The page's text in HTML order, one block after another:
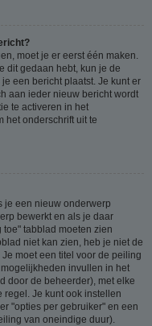
moet je er eerst één maken.
dit gedaan hebt, kun je de
een bericht plaatst. Je kunt er
aan ieder nieuw bericht wordt
te activeren in het
het onderschrift uit te
je een nieuw onderwerp
bewerkt en als je daar
tabblad moeten zien
niet kan zien, heb je niet de
moet een titel voor de peiling
invullen in het
door de beheerder), met elke
Je kunt ook instellen
"opties per gebruiker" en een
van oneindige duur).